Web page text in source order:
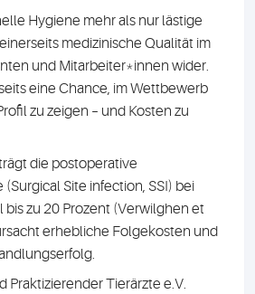
Hygiene mehr als nur lästige
medizinische Qualität im
und Mitarbeiter*innen wider.
eine Chance, im Wettbewerb
zu zeigen – und Kosten zu
die postoperative
Site infection, SSI) bei
bis zu 20 Prozent (Verwilghen et
erhebliche Folgekosten und
Praktizierender Tierärzte e.V.